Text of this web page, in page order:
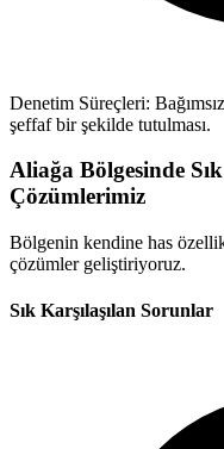
Denetim Süreçleri:
şeffaf bir şekilde tutulması.
Aliağa Bölgesinde
Çözümlerimiz
Bölgenin kendine has
çözümler geliştiriyoruz.
Sık Karşılaşılan Sorunlar